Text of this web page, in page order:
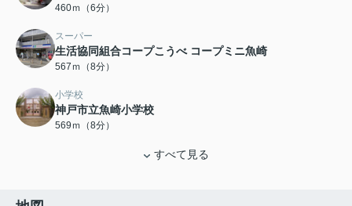
460ｍ（6分）
スーパー
生活協同組合コープこうべ コープミニ魚崎
567ｍ（8分）
小学校
神戸市立魚崎小学校
569ｍ（8分）
すべて見る